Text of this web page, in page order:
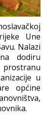
Une
Nalazi
dodiru
u
općine